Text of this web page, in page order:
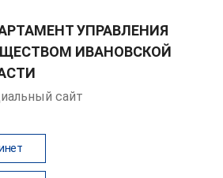
УПРАВЛЕНИЯ
ИВАНОВСКОЙ
сайт